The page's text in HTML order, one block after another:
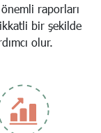
önemli raporları
bir şekilde
olur.